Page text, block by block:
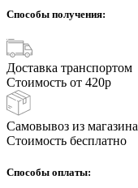
Способы получения:
Доставка транспортом
Стоимость от 420р
Самовывоз из магазина
Стоимость бесплатно
Способы оплаты: